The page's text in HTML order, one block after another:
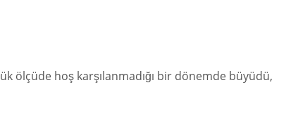
ölçüde hoş karşılanmadığı bir dönemde büyüdü,